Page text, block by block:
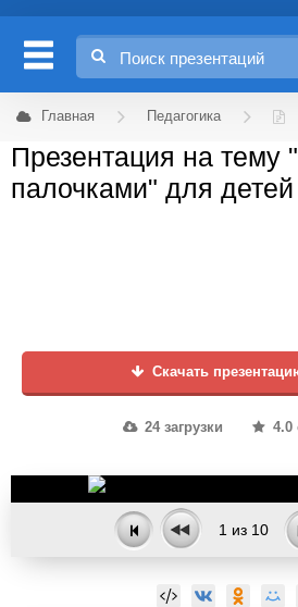
Главная Педагогика
Презентация на тему
палочками" для детей
Скачать
24 загрузки 4.0
1 из 10